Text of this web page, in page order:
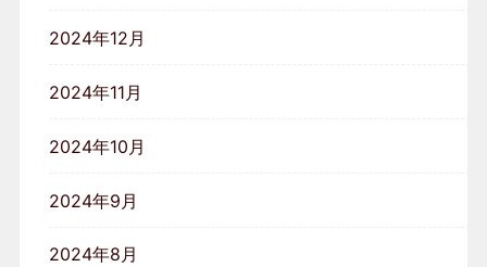
2024年12月
2024年11月
2024年10月
2024年9月
2024年8月